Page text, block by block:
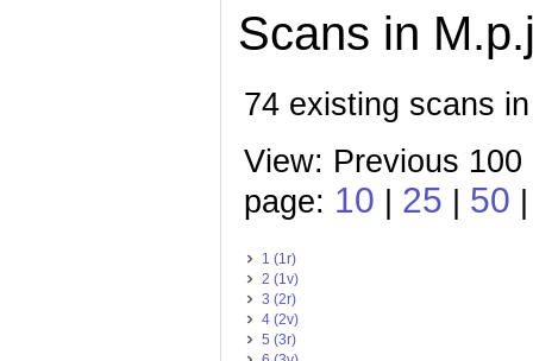
Scans in
74 existing scans
View: Previous
page: 10 25 50
1 (1r)
2 (1v)
3 (2r)
4 (2v)
5 (3r)